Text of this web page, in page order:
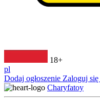
18+
pl
Dodaj ogłoszenie Zaloguj się
Charyfatoy